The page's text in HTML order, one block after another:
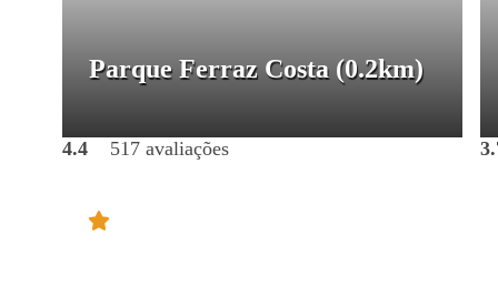
Parque Ferraz Costa (0.2km)
4.4 517 avaliações